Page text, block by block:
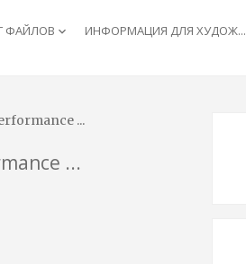
ФАЙЛОВ keyboard_arrow_down ИНФОРМАЦИЯ ДЛЯ ХУДОЖ...
...
...